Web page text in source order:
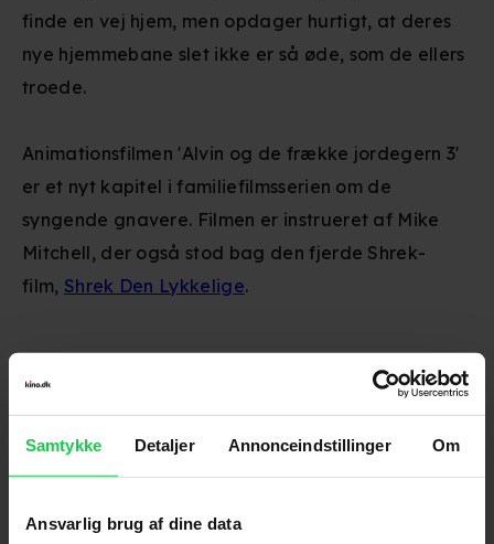
Samtykke Detaljer Annonceindstillinger Om
Ansvarlig brug af dine data
Premiere
Danske stemmer:Jens Andersen,Jens Jacob
Tychsen
Genre:Familiefilm
Aldersmærke : Tilladt for alle
finde en vej hjem, men opdager hurtigt, at deres
nye hjemmebane slet ikke er så øde, som de ellers
troede.
Animationsfilmen 'Alvin og de frække jordegern 3'
er et nyt kapitel i familiefilmsserien om de
syngende gnavere. Filmen er instrueret af Mike
Mitchell, der også stod bag den fjerde Shrek-
film, Shrek Den Lykkelige.